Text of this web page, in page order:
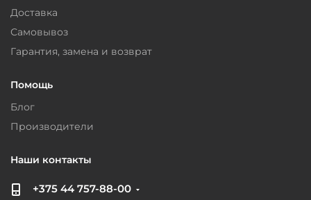
Доставка
Самовывоз
Гарантия, замена и возврат
Помощь
Блог
Производители
Наши контакты
+375 44 757-88-00